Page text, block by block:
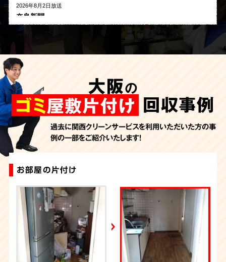
2026年8月2日放送
奈良新聞
2026年8月1日放送
2026年7月27日放送
AbemaTV
2026年7月24日放送
朝日新聞
2026年7月10日放送
季刊「宗教問題」
2026年7月10日放送
東洋経済オンライン
2026年7月7日放送
FRIDAYデジタル
2026年7月6日放送
週刊循環経済新聞（7月6日号）
2026年7月4日放送
YouTube｜好井まさおの怪談を浴びる会
2026年6月28日放送
Yahoo!ニュース
大阪の
ゴミ屋敷片付け 回収事例
過去に関西クリーンサービスを利用いただいた方の事
例の一部をご紹介いたします！
お部屋の片付け
ゴミ屋敷片付け
大量の不用品回収（ゴミ屋敷）
ゴミ屋敷片付け
ゴミ屋敷片付け
大量の不用品回収（ゴミ屋敷）
ゴミ屋敷片付け
お部屋のお片付け
大量の不用品回収（ゴミ屋敷）
汚部屋片付け・ゴミ屋敷清掃（大阪）